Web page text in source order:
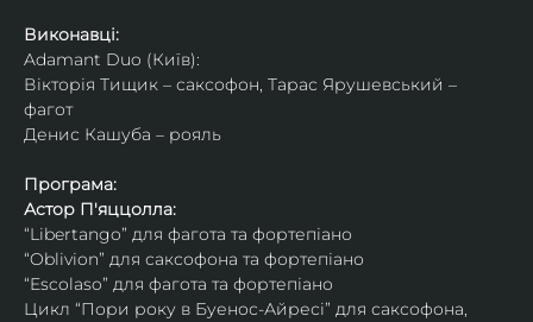
Виконавці:
Adamant Duo (Київ):
Вікторія Тищик – саксофон, Тарас Ярушевський –
фагот
Денис Кашуба – рояль
Програма:
Астор П'яццолла:
“Libertango” для фагота та фортепіано
“Oblivion” для саксофона та фортепіано
“Escolaso” для фагота та фортепіано
Цикл “Пори року в Буенос-Айресі” для саксофона,